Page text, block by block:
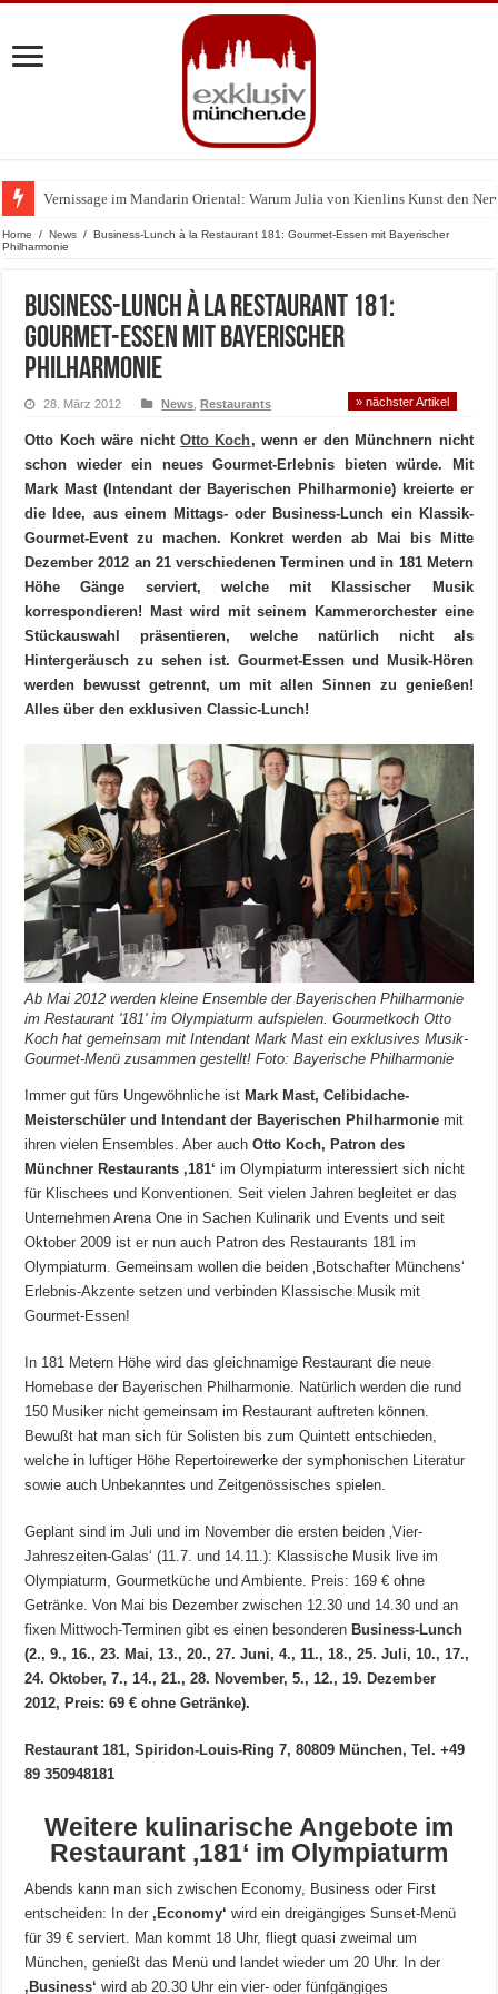
Vernissage im Mandarin Oriental: Warum Julia von Kienlins Kunst den
Home / News / Business-Lunch à la Restaurant 181: Gourmet-Essen mit Bayerischer
Philharmonie
Business-Lunch à la Restaurant 181:
Gourmet-Essen mit Bayerischer
Philharmonie
28. März 2012 News ,Restaurants » nächster Artikel
Otto Koch wäre nichtOtto Koch, wenn er den Münchnern nicht
schon wieder ein neues Gourmet-Erlebnis bieten würde. Mit
Mark Mast (Intendant der Bayerischen Philharmonie) kreierte er
die Idee, aus einem Mittags- oder Business-Lunch ein Klassik-
Gourmet-Event zu machen. Konkret werden ab Mai bis Mitte
Dezember 2012 an 21 verschiedenen Terminen und in 181 Metern
Höhe Gänge serviert, welche mit Klassischer Musik
korrespondieren!
Mast wird mit seinem Kammerorchester eine
Stückauswahl präsentieren, welche natürlich nicht als
Hintergeräusch zu sehen ist. Gourmet-Essen und Musik-Hören
werden bewusst getrennt, um mit allen Sinnen zu genießen!
Alles über den exklusiven Classic-Lunch!
Ab Mai 2012 werden kleine Ensemble der Bayerischen Philharmonie
im Restaurant '181' im Olympiaturm aufspielen. Gourmetkoch Otto
Koch hat gemeinsam mit Intendant Mark Mast ein exklusives Musik-
Gourmet-Menü zusammen gestellt! Foto: Bayerische Philharmonie
Immer gut fürs Ungewöhnliche ist Mark Mast, Celibidache-
Meisterschüler und Intendant der Bayerischen Philharmonie mit
ihren vielen Ensembles. Aber auchOtto Koch, Patron des
Münchner Restaurants ‚181‘ im Olympiaturm interessiert sich nicht
für Klischees und Konventionen. Seit vielen Jahren begleitet er das
Unternehmen Arena One in Sachen Kulinarik und Events und seit
Oktober 2009 ist er nun auch Patron des Restaurants 181 im
Olympiaturm. Gemeinsam wollen die beiden ‚Botschafter Münchens‘
Erlebnis-Akzente setzen und verbinden Klassische Musik mit
Gourmet-Essen!
In 181 Metern Höhe wird das gleichnamige Restaurant die neue
Homebase der Bayerischen Philharmonie. Natürlich werden die rund
150 Musiker nicht gemeinsam im Restaurant auftreten können.
Bewußt hat man sich für Solisten bis zum Quintett entschieden,
welche in luftiger Höhe Repertoirewerke der symphonischen Literatur
sowie auch Unbekanntes und Zeitgenössisches spielen.
Geplant sind im Juli und im November die ersten beiden ‚Vier-
Jahreszeiten-Galas‘ (11.7. und 14.11.): Klassische Musik live im
Olympiaturm, Gourmetküche und Ambiente. Preis: 169 € ohne
Getränke. Von Mai bis Dezember zwischen 12.30 und 14.30 und an
fixen Mittwoch-Terminen gibt es einen besonderen Business-Lunch
(2., 9., 16., 23. Mai, 13., 20., 27. Juni, 4., 11., 18., 25. Juli, 10., 17.,
24. Oktober, 7., 14., 21., 28. November, 5., 12., 19. Dezember
2012, Preis: 69 € ohne Getränke).
Restaurant 181, Spiridon-Louis-Ring 7, 80809 München, Tel. +49
89 350948181
Weitere kulinarische Angebote im
Restaurant ‚181‘ im Olympiaturm
Abends kann man sich zwischen Economy, Business oder First
entscheiden: In der ‚Economy‘ wird ein dreigängiges Sunset-Menü
für 39 € serviert. Man kommt 18 Uhr, fliegt quasi zweimal um
München, genießt das Menü und landet wieder um 20 Uhr. In der
‚Business‘ wird ab 20.30 Uhr ein vier- oder fünfgängiges